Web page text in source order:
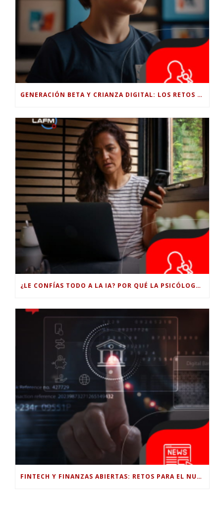
GENERACIÓN BETA Y CRIANZA DIGITAL: LOS RETOS DE CRIAR HIJOS EN LA ERA DE LA INTELIGENCIA ARTIFICIAL
¿LE CONFÍAS TODO A LA IA? POR QUÉ LA PSICÓLOGA DICE QUE ESO PUEDE COSTARTE TUS PROPIAS HABILIDADES
FINTECH Y FINANZAS ABIERTAS: RETOS PARA EL NUEVO GOBIERNO COLOMBIANO